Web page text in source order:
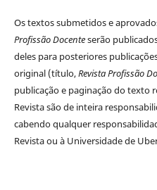
Os textos submetidos e
Profissão Docenteserão
deles para posteriores
original (título,Revista Profissão
publicação e paginação do texto
Revista são de inteira
cabendo qualquer
Revista ou à Universidade de